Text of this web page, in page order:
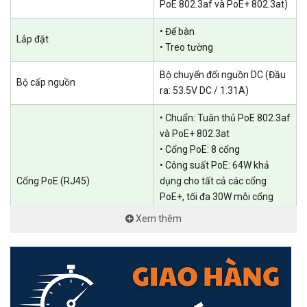
Nhiều chức năng phong phú cho mạng lưới giám sát đáng tin
cậy
Khoảng cách truyền tín hiệu lên đến 820 feet (250 m)
Chất lượng video được đảm bảo theo tiêu chuẩn ưu tiên.
Phân tách lưu lượng truy cập an toàn thông qua cách ly cổng
PoE 802.3af và PoE+ 802.3at)
Lắp đặt
• Để bàn
• Treo tường
Bộ cấp nguồn
Bộ chuyển đổi nguồn DC (Đầu
ra: 53.5V DC / 1.31A)
Cổng PoE (RJ45)
• Chuẩn: Tuân thủ PoE 802.3af
và PoE+ 802.3at
• Cổng PoE: 8 cổng
• Công suất PoE: 64W khả
dụng cho tất cả các cổng
PoE+, tối đa 30W mỗi cổng
• Khởi động lại camera từ xa
Kích thước ( R x D x C )
6,2 × 4,0 × 1,0 inch (158 ×
100,7 × 25,4 mm)
Xem thêm